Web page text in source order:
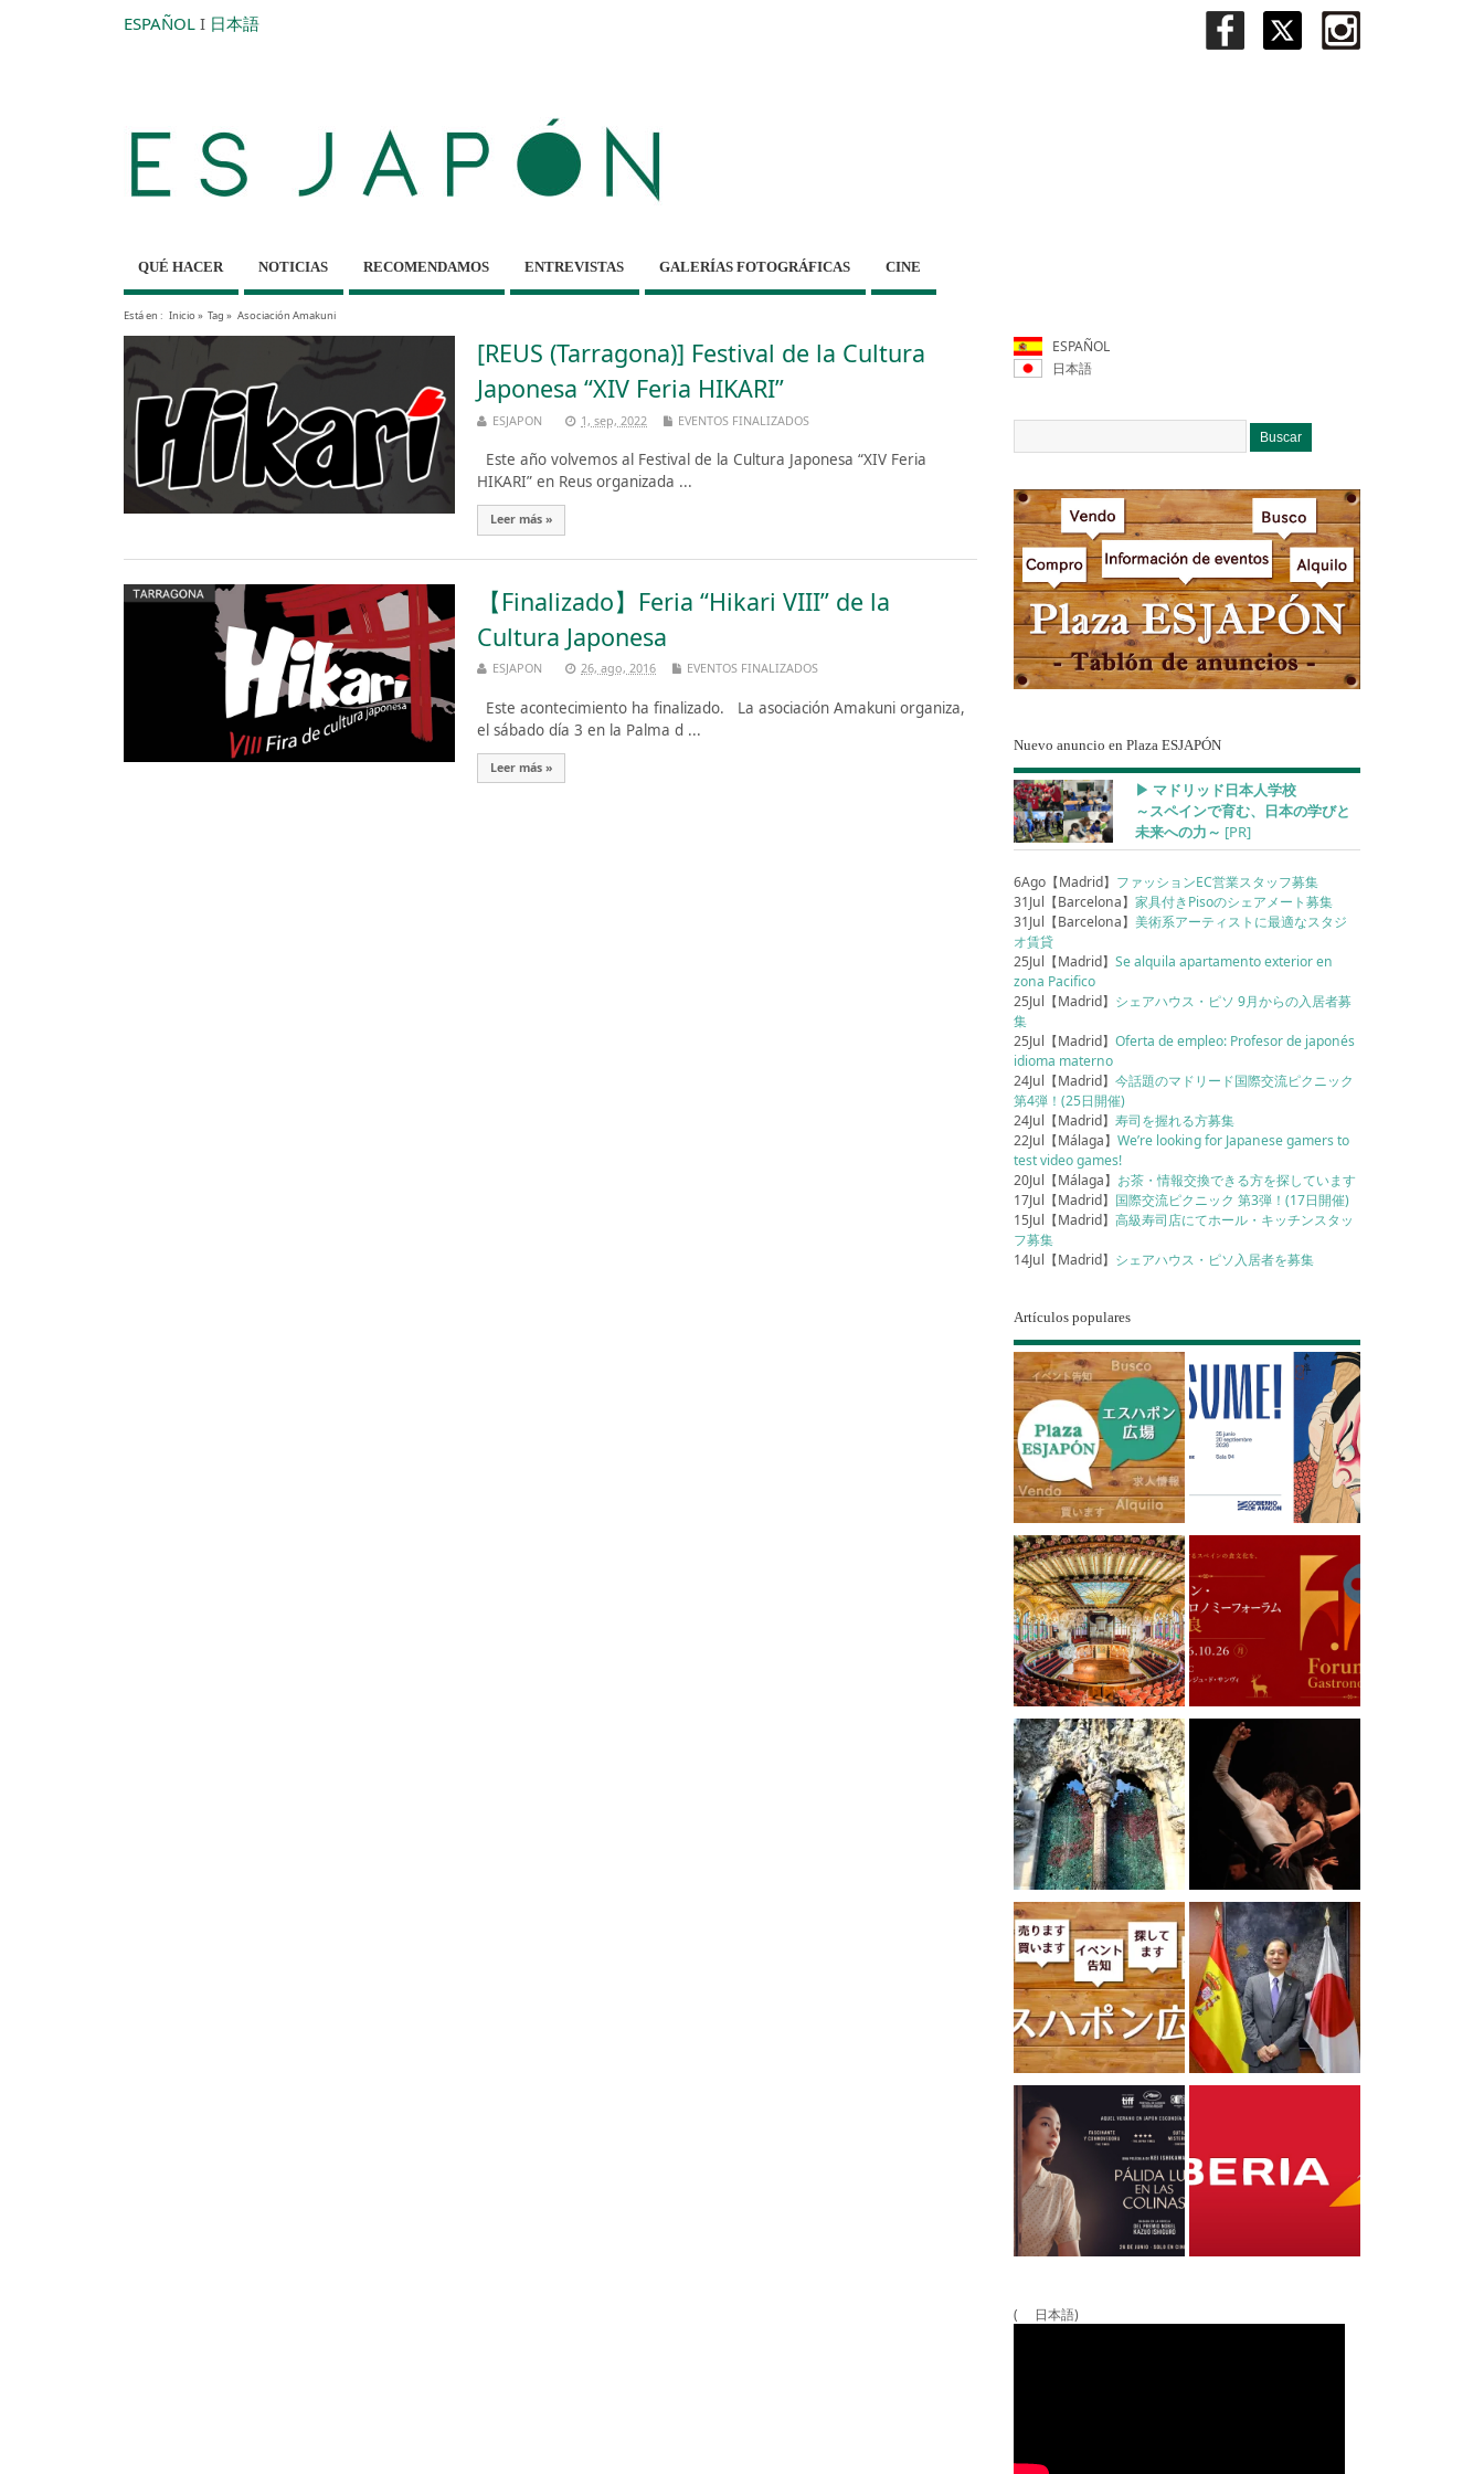
ESPAÑOL I 日本語
QUÉ HACER NOTICIAS RECOMENDAMOS ENTREVISTAS GALERÍAS FOTOGRÁFICAS CINE
Está en : Inicio» Tag » Asociación Amakuni
[REUS (Tarragona)] Festival de la Cultura
Japonesa “XIV Feria HIKARI”
ESJAPON 1, sep, 2022 EVENTOS FINALIZADOS
Este año volvemos al Festival de la Cultura Japonesa “XIV Feria
HIKARI” en Reus organizada ...
Leer más »
【Finalizado】Feria “Hikari VIII” de la
Cultura Japonesa
ESJAPON 26, ago, 2016 EVENTOS FINALIZADOS
Este acontecimiento ha finalizado. La asociación Amakuni organiza,
el sábado día 3 en la Palma d ...
Leer más »
ESPAÑOL
日本語
Nuevo anuncio en Plaza ESJAPÓN
▶︎ マドリッド日本人学校
～スペインで育む、日本の学びと
未来への力～ [PR]
6Ago【Madrid】 ファッションEC営業スタッフ募集
31Jul【Barcelona】家具付きPisoのシェアメート募集
31Jul【Barcelona】美術系アーティストに最適なスタジ
オ賃貸
25Jul【Madrid】Se alquila apartamento exterior en
zona Pacifico
25Jul【Madrid】 シェアハウス・ピソ 9月からの入居者募
集
25Jul【Madrid】Oferta de empleo: Profesor de japonés
idioma materno
24Jul【Madrid】今話題のマドリード国際交流ピクニック
第4弾！(25日開催)
24Jul【Madrid】寿司を握れる方募集
22Jul【Málaga】We’re looking for Japanese gamers to
test video games!
20Jul【Málaga】 お茶・情報交換できる方を探しています
17Jul【Madrid】 国際交流ピクニック 第3弾！(17日開催)
15Jul【Madrid】高級寿司店にてホール・キッチンスタッ
フ募集
14Jul【Madrid】 シェアハウス・ピソ入居者を募集
Artículos populares
( 日本語)